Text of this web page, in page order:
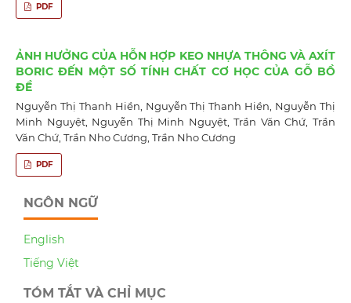
PDF
ẢNH HƯỞNG CỦA HỖN HỢP KEO NHỰA THÔNG VÀ AXÍT
BORIC ĐẾN MỘT SỐ TÍNH CHẤT CƠ HỌC CỦA GỖ BỒ
ĐỀ
Nguyễn Thị Thanh Hiền, Nguyễn Thị Thanh Hiền, Nguyễn Thị
Minh Nguyệt, Nguyễn Thị Minh Nguyệt, Trần Văn Chứ, Trần
Văn Chứ, Trần Nho Cương, Trần Nho Cương
PDF
NGÔN NGỮ
English
Tiếng Việt
TÓM TẮT VÀ CHỈ MỤC